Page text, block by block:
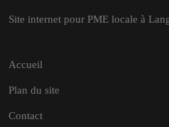
Site internet pour PME locale à
Accueil
Plan du site
Contact